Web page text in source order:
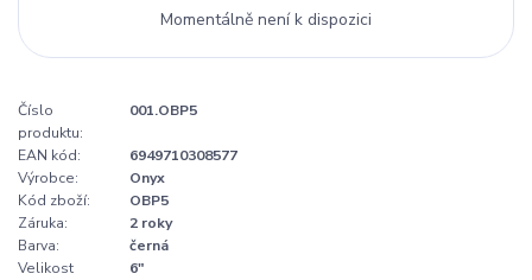
Momentálně není k dispozici
Číslo
produktu:
001.OBP5
EAN kód:
6949710308577
Výrobce:
Onyx
Kód zboží:
OBP5
Záruka:
2 roky
Barva:
černá
Velikost
6"